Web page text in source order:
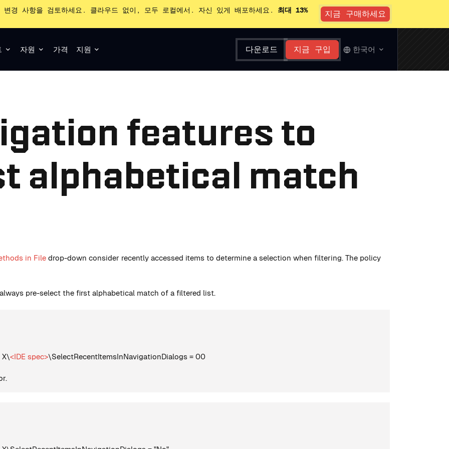
경 사항을 검토하세요. 클라우드 없이, 모두 로컬에서. 자신 있게 배포하세요. 최대 13% 지금 구매하세요
자원 가격 지원 다운로드 지금 구입 한국어
features to
alphabetical match
in File drop-down consider recently accessed items to determine a selection when filtering. The policy
pre-select the first alphabetical match of a filtered list.
X\<IDE spec>\SelectRecentItemsInNavigationDialogs = 00